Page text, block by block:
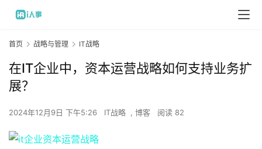
首页 战略与管理 IT战略
在IT企业中，资本运营战略如何支持业务扩
展？
2024年12月9日 下午5:26 IT战略 , 博客 阅读 82